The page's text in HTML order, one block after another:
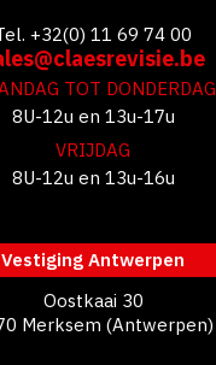
+32(0) 11 69 74 00
TOT DONDERDAG
8U-12u en 13u-17u
VRIJDAG
8U-12u en 13u-16u
Vestiging Antwerpen
Oostkaai 30
Merksem (Antwerpen)